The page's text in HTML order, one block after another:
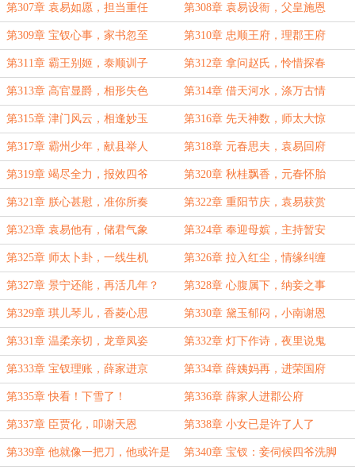
第307章 袁易如愿，担当重任 第308章 袁易设衙，父皇施恩
第309章 宝钗心事，家书忽至 第310章 忠顺王府，理郡王府
第311章 霸王别姬，泰顺训子 第312章 拿问赵氏，怜惜探春
第313章 高官显爵，相形失色 第314章 借天河水，涤万古情
第315章 津门风云，相逢妙玉 第316章 先天神数，师太大惊
第317章 霸州少年，献县举人 第318章 元春思夫，袁易回府
第319章 竭尽全力，报效四爷 第320章 秋桂飘香，元春怀胎
第321章 朕心甚慰，准你所奏 第322章 重阳节庆，袁易获赏
第323章 袁易他有，储君气象 第324章 奉迎母嫔，主持暂安
第325章 师太卜卦，一线生机 第326章 拉入红尘，情缘纠缠
第327章 景宁还能，再活几年？ 第328章 心腹属下，纳妾之事
第329章 琪儿琴儿，香菱心思 第330章 黛玉郁闷，小南谢恩
第331章 温柔亲切，龙章凤姿 第332章 灯下作诗，夜里说鬼
第333章 宝钗理账，薛家进京 第334章 薛姨妈再，进荣国府
第335章 快看！下雪了！ 第336章 薛家人进郡公府
第337章 臣贾化，叩谢天恩 第338章 小女已是许了人了
第339章 他就像一把刀，他或许是 第340章 宝钗：妾伺候四爷洗脚